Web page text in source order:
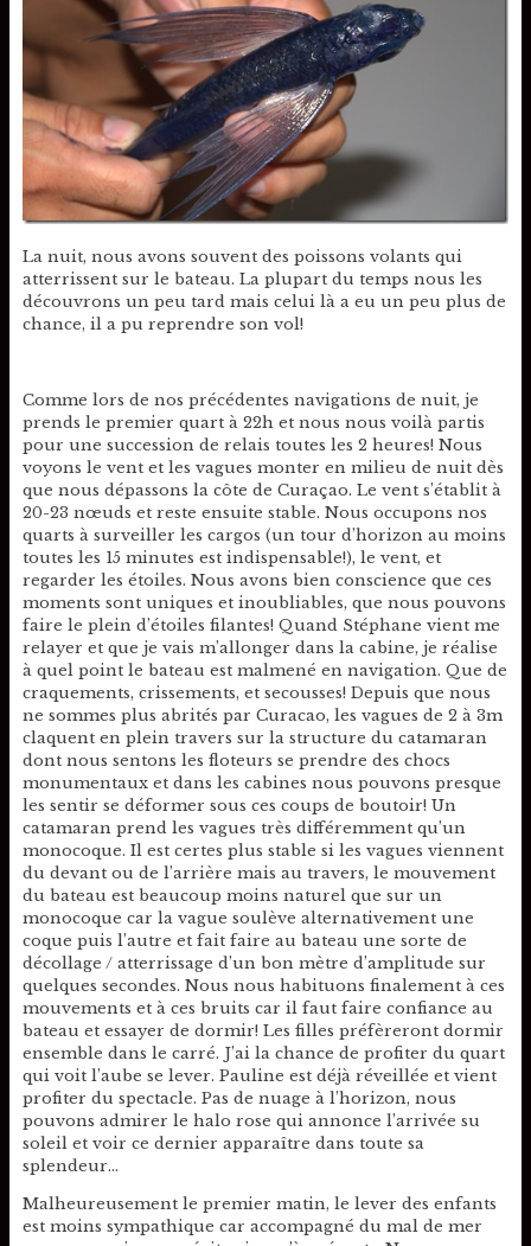
La nuit, nous avons souvent des poissons volants qui
atterrissent sur le bateau. La plupart du temps nous les
découvrons un peu tard mais celui là a eu un peu plus de
chance, il a pu reprendre son vol!
Comme lors de nos précédentes navigations de nuit, je
prends le premier quart à 22h et nous nous voilà partis
pour une succession de relais toutes les 2 heures! Nous
voyons le vent et les vagues monter en milieu de nuit dès
que nous dépassons la côte de Curaçao. Le vent s’établit à
20-23 nœuds et reste ensuite stable. Nous occupons nos
quarts à surveiller les cargos (un tour d’horizon au moins
toutes les 15 minutes est indispensable!), le vent, et
regarder les étoiles. Nous avons bien conscience que ces
moments sont uniques et inoubliables, que nous pouvons
faire le plein d’étoiles filantes! Quand Stéphane vient me
relayer et que je vais m’allonger dans la cabine, je réalise
à quel point le bateau est malmené en navigation. Que de
craquements, crissements, et secousses! Depuis que nous
ne sommes plus abrités par Curacao, les vagues de 2 à 3m
claquent en plein travers sur la structure du catamaran
dont nous sentons les floteurs se prendre des chocs
monumentaux et dans les cabines nous pouvons presque
les sentir se déformer sous ces coups de boutoir! Un
catamaran prend les vagues très différemment qu’un
monocoque. Il est certes plus stable si les vagues viennent
du devant ou de l’arrière mais au travers, le mouvement
du bateau est beaucoup moins naturel que sur un
monocoque car la vague soulève alternativement une
coque puis l’autre et fait faire au bateau une sorte de
décollage / atterrissage d’un bon mètre d’amplitude sur
quelques secondes. Nous nous habituons finalement à ces
mouvements et à ces bruits car il faut faire confiance au
bateau et essayer de dormir! Les filles préfèreront dormir
ensemble dans le carré. J’ai la chance de profiter du quart
qui voit l’aube se lever. Pauline est déjà réveillée et vient
profiter du spectacle. Pas de nuage à l’horizon, nous
pouvons admirer le halo rose qui annonce l’arrivée su
soleil et voir ce dernier apparaître dans toute sa
splendeur…
Malheureusement le premier matin, le lever des enfants
est moins sympathique car accompagné du mal de mer